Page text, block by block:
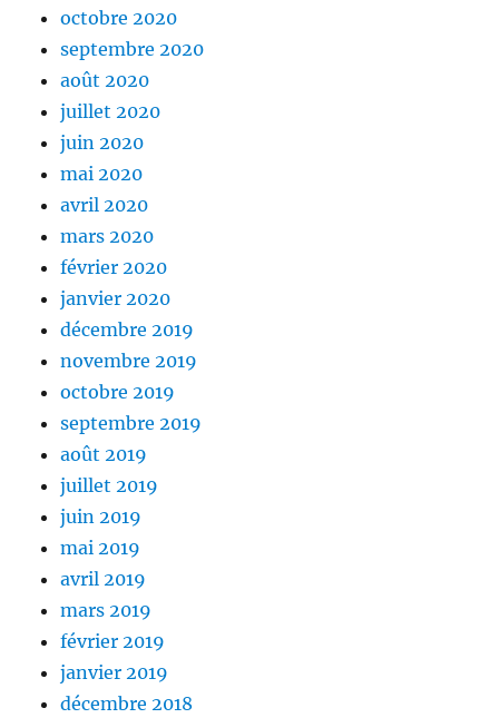
octobre 2020
septembre 2020
août 2020
juillet 2020
juin 2020
mai 2020
avril 2020
mars 2020
février 2020
janvier 2020
décembre 2019
novembre 2019
octobre 2019
septembre 2019
août 2019
juillet 2019
juin 2019
mai 2019
avril 2019
mars 2019
février 2019
janvier 2019
décembre 2018